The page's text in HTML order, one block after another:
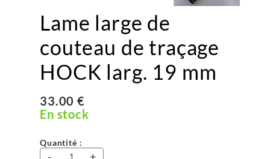
Lame large de
couteau de traçage
HOCK larg. 19 mm
33.00 €
En stock
Quantité :